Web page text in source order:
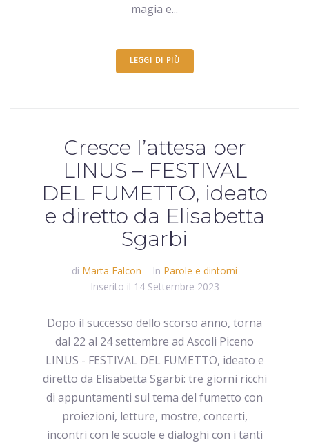
magia e...
LEGGI DI PIÙ
Cresce l’attesa per
LINUS – FESTIVAL
DEL FUMETTO, ideato
e diretto da Elisabetta
Sgarbi
di Marta Falcon In Parole e dintorni
Inserito il 14 Settembre 2023
Dopo il successo dello scorso anno, torna
dal 22 al 24 settembre ad Ascoli Piceno
LINUS - FESTIVAL DEL FUMETTO, ideato e
diretto da Elisabetta Sgarbi: tre giorni ricchi
di appuntamenti sul tema del fumetto con
proiezioni, letture, mostre, concerti,
incontri con le scuole e dialoghi con i tanti